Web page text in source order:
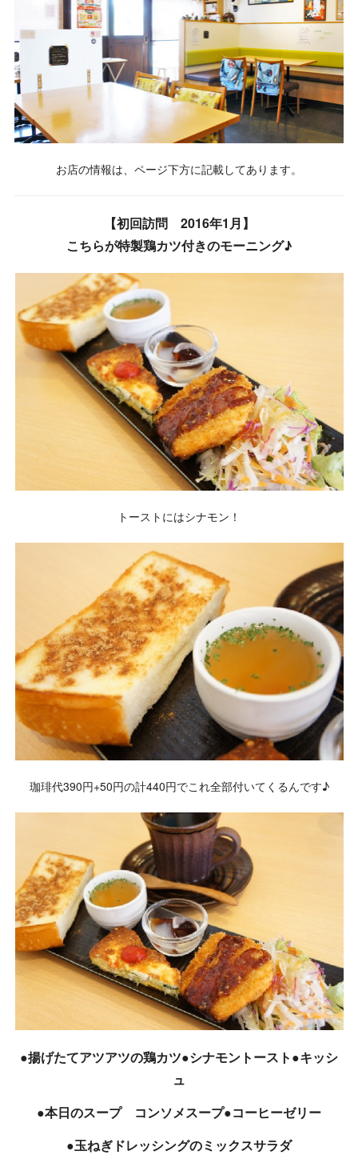
お店の情報は、ページ下方に記載してあります。
【初回訪問 2016年1月】
こちらが特製鶏カツ付きのモーニング♪
トーストにはシナモン！
珈琲代390円+50円の計440円でこれ全部付いてくるんです♪
●揚げたてアツアツの鶏カツ●シナモントースト●キッシ
ュ
●本日のスープ コンソメスープ●コーヒーゼリー
●玉ねぎドレッシングのミックスサラダ